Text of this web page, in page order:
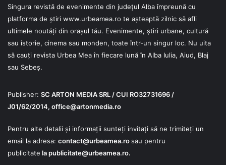
Singura revistă de evenimente din județul Alba împreună cu
platforma de știri www.urbeamea.ro te așteaptă zilnic să afli
ultimele noutăți din orașul tău. Evenimente, știri urbane, cultură
sau istorie, cinema sau monden, toate într-un singur loc. Nu uita
să cauți revista Urbea Mea în fiecare lună în Alba Iulia, Aiud, Blaj
sau Sebeș.
Publisher: SC ARTON MEDIA SRL / CUI RO32731696 /
J01/62/2014, office@artonmedia.ro
Pentru alte detalii și informații sunteți invitați să ne trimiteți un
email la adresa: contact@urbeamea.rosau pentru
publicitate lapublicitate@urbeamea.ro.